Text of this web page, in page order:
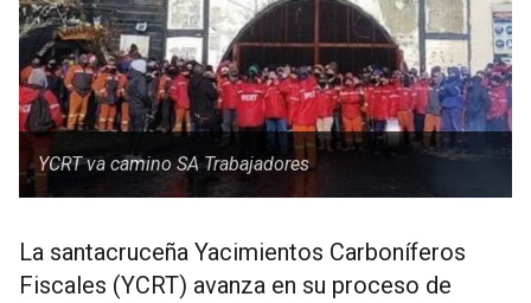
YCRT va camino SA Trabajadores
La santacruceña Yacimientos Carboníferos
Fiscales (YCRT) avanza en su proceso de